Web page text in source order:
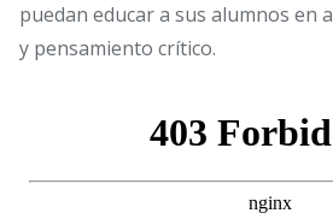
puedan educar a sus alumnos en
y pensamiento crítico.